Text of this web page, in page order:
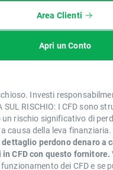
Area Clienti
Apri un Conto
Investi
SUL RISCHIO: I CFD sono
rischio significativo di
causa della leva finanziaria.
perdono denaro a
CFD con questo fornitore.
dei CFD e se